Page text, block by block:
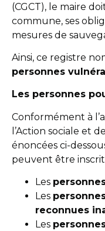
(CGCT), le maire
commune, ses
mesures de
Ainsi, ce registre
personnes
Les personnes
Conformément à
l’Action sociale et
énoncées ci-
peuvent être
Les
Les
reconnues
Les